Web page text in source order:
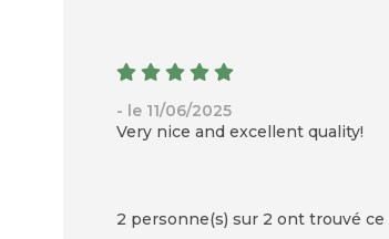
- le 11/06/2025
Very nice and excellent quality!
2 personne(s) sur 2 ont trouvé